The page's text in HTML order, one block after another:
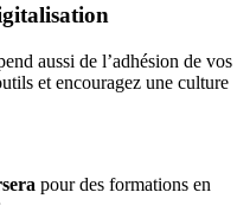
aussi de l’adhésion de vos
et encouragez une culture
pour des formations en